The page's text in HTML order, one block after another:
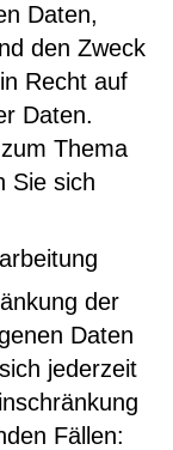
Daten,
den Zweck
Recht auf
Daten.
Thema
Sie sich
der
Daten
jederzeit
Fällen: